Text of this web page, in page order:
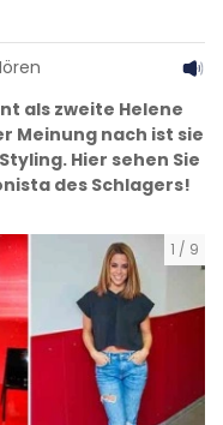
als zweite Helene
Meinung nach ist sie
Hier sehen Sie
des Schlagers!
1 / 9